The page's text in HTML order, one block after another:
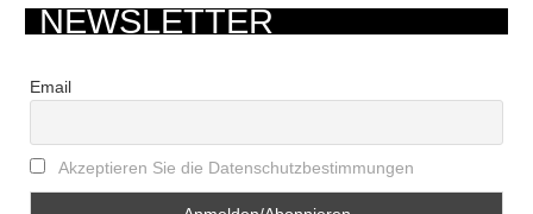
NEWSLETTER
Email
Akzeptieren Sie die Datenschutzbestimmungen